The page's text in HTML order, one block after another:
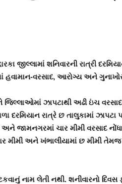
જીલ્લામાં શનિવારની રાત્રી
વરસાદ, આરોગ્ય અને
જિલ્લાઓમાં ઝાપટાથી અઢી ઇંચ
દરમિયાન રાત્રે છ તાલુકામાં
જામનગરમાં ચાર મીમી વરસાદ
મીમી અને ખંભાલીયામાં છ મીમી તેમજ
નામ લેતી નથી. શનીવારનો